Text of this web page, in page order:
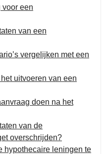
een
van een
vergelijken met een
uitvoeren van een
doen na het
van de
overschrijden?
hypothecaire leningen te